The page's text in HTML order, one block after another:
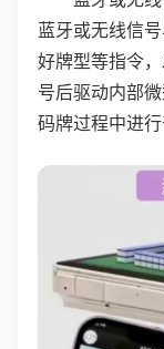
蓝牙或无线信
好牌型等指令
号后驱动内部
码牌过程中进行